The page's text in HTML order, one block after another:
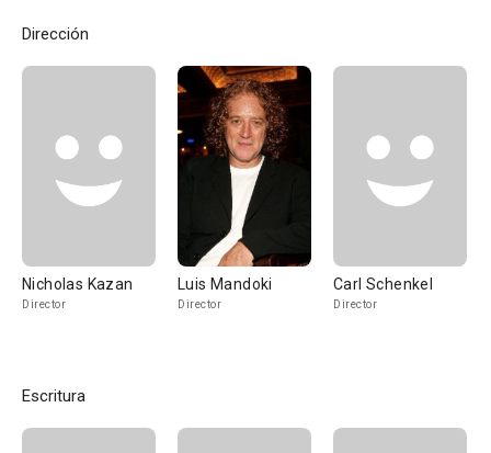
Dirección
Nicholas Kazan
Director
Luis Mandoki
Director
Carl Schenkel
Director
Escritura